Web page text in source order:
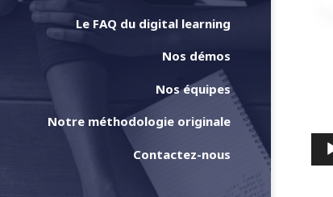
Le FAQ du digital learning
Nos démos
Nos équipes
Notre méthodologie originale
Contactez-nous